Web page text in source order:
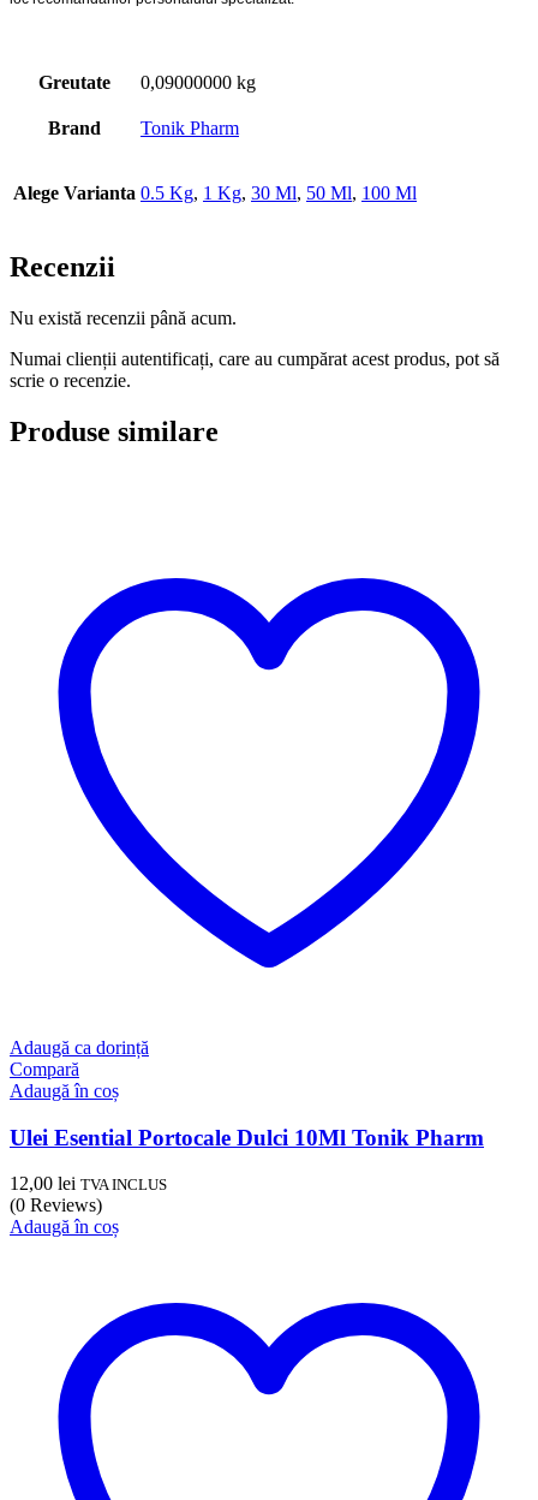
Greutate 0,09000000 kg
Brand Tonik Pharm
Alege Varianta 0.5 Kg, 1 Kg, 30 Ml, 50 Ml, 100 Ml
Recenzii
Nu există recenzii până acum.
Numai clienții autentificați, care au cumpărat acest produs, pot să
scrie o recenzie.
Produse similare
Adaugă ca dorință
Compară
Adaugă în coș
Ulei Esential Portocale Dulci 10Ml Tonik Pharm
12,00 lei TVA INCLUS
(0 Reviews)
Adaugă în coș